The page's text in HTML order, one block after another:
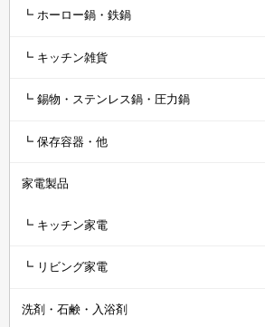
┗ ホーロー鍋・鉄鍋
┗ キッチン雑貨
┗ 錫物・ステンレス鍋・圧力鍋
┗ 保存容器・他
家電製品
┗ キッチン家電
┗ リビング家電
洗剤・石鹸・入浴剤